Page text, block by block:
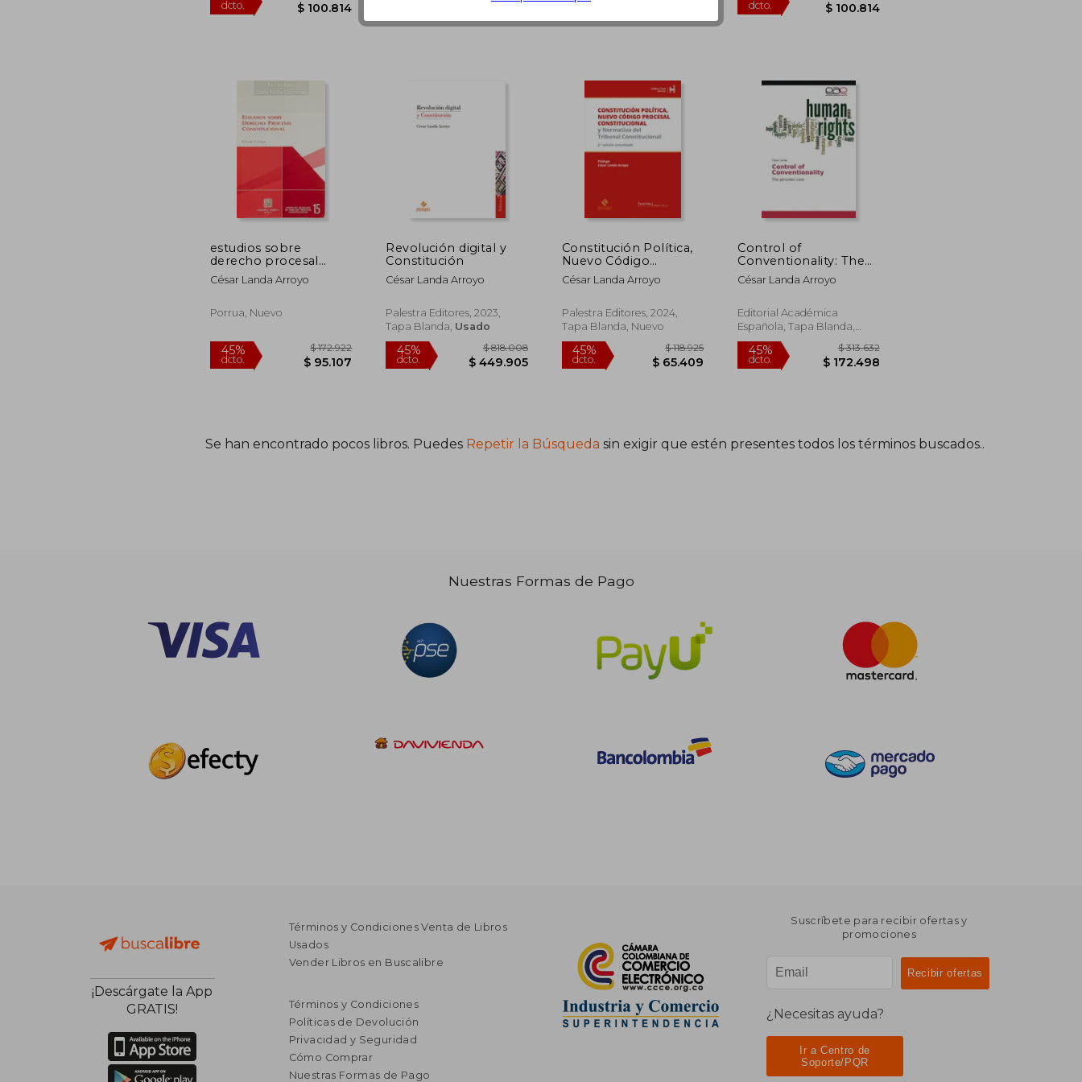
$ 145.962 45%
$ 93.733
estudios sobre
derecho procesal
constitucional
César Landa Arroyo
Porrua, Nuevo
Revolución digital y
Constitución
César Landa Arroyo
Palestra Editores, 2023,
Tapa Blanda, Usado
Constitución Política,
Nuevo Código
Procesal
Constitucional y
Constitucional (2da.
Edición)
César Landa Arroyo
Palestra Editores, 2024,
Tapa Blanda, Nuevo
Control of
Conventionality: The
peruvian case
César Landa Arroyo
Editorial Académica
Española, Tapa Blanda,
Nuevo
Se han encontrado pocos libros. Puedes Repetir la Búsqueda sin exigir que estén presentes todos los términos buscados..
Nuestras Formas de Pago
¡Descárgate la App
GRATIS!
Términos y Condiciones Venta de Libros
Usados
Vender Libros en Buscalibre
Términos y Condiciones
Políticas de Devolución
Privacidad y Seguridad
Cómo Comprar
Nuestras Formas de Pago
Suscríbete para recibir ofertas y
promociones
¿Necesitas ayuda?
Ir a Centro de
Soporte/PQR